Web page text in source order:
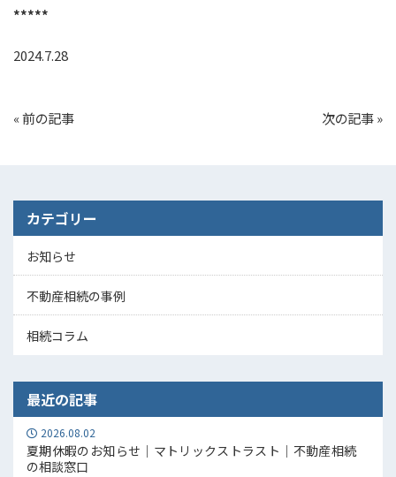
*****
2024.7.28
«前の記事 次の記事»
カテゴリー
お知らせ
不動産相続の事例
相続コラム
最近の記事
2026.08.02
夏期休暇のお知らせ｜マトリックストラスト｜不動産相続
の相談窓口